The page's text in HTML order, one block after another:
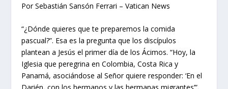
Por Sebastián Sansón Ferrari – Vatican News
“¿Dónde quieres que te preparemos la comida
pascual?”. Esa es la pregunta que los discípulos
plantean a Jesús el primer día de los Ácimos. “Hoy, la
Iglesia que peregrina en Colombia, Costa Rica y
Panamá, asociándose al Señor quiere responder: ‘En el